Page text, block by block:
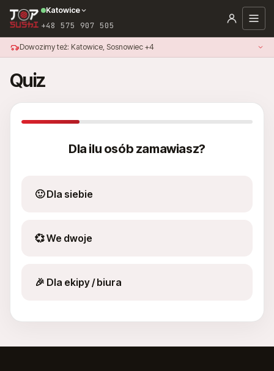
Katowice
+48 575 907 505
+48 575 907 505
EN UK RU
Dowozimy też: Katowice, Sosnowiec +4
Quiz
Dla ilu osób zamawiasz?
🙂 Dla siebie
💞 We dwoje
🎉 Dla ekipy / biura